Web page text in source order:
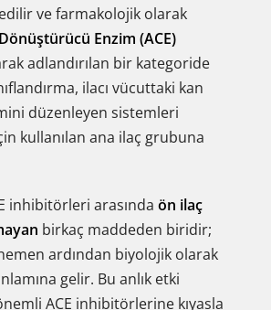
edilir ve farmakolojik olarak
Enzim (ACE)
adlandırılan bir kategoride
ilacı vücuttaki kan
düzenleyen sistemleri
kullanılan ana ilaç grubuna
inhibitörleri arasında ön ilaç
birkaç maddeden biridir;
ardından biyolojik olarak
gelir. Bu anlık etki
ACE inhibitörlerine kıyasla